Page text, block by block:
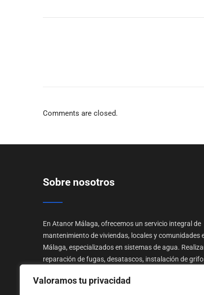
Valoramos tu privacidad
Comments are closed.
Sobre nosotros
En Atanor Málaga, ofrecemos un servicio integral de
mantenimiento de viviendas, locales y comunidades
Málaga, especializados en sistemas de agua.
reparación de fugas, desatascos, instalación de
bombeo, descalcificadores y piscinas, con servicio de